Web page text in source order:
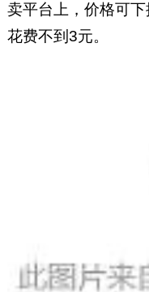
卖平台上，价格可
花费不到3元。